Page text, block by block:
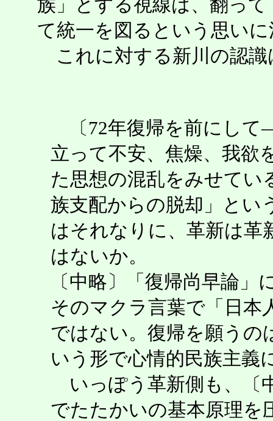
族」とする視線は、翻っ
て統一を図るという思い
これに対する新川の認
〔72年復帰を前にして
立って不安、焦燥、我欲
た思想の混乱をみせてい
族支配からの脱却」とい
はそれなりに、革新は革
はないか。
〔中略〕「復帰尚早論
そのマクラ言葉で「日本
ではない。復帰を願う
いう形で心情的民族主義
いっぽう革新側も、〔
でたたかいの基本原理を